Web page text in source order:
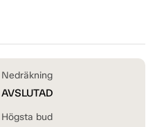
Nedräkning
AVSLUTAD
Högsta bud